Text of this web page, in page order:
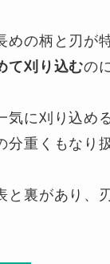
の柄と刃が
て刈り込むの
気に刈り込め
分重くもなり
と裏があり、